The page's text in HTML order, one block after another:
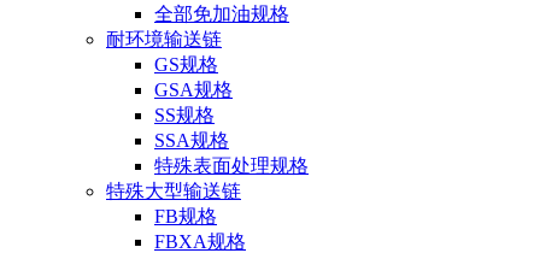
全部免加油规格
耐环境输送链
GS规格
GSA规格
SS规格
SSA规格
特殊表面处理规格
特殊大型输送链
FB规格
FBXA规格